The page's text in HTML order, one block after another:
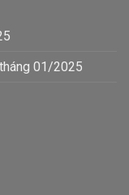
01/2025